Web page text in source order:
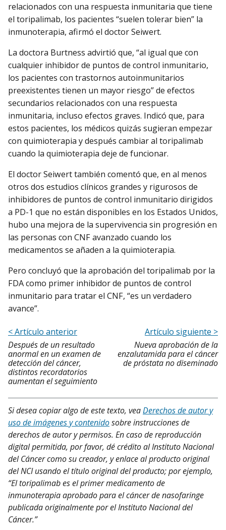
relacionados con una respuesta inmunitaria que tiene
el toripalimab, los pacientes “suelen tolerar bien” la
inmunoterapia, afirmó el doctor Seiwert.
La doctora Burtness advirtió que, “al igual que con
cualquier inhibidor de puntos de control inmunitario,
los pacientes con trastornos autoinmunitarios
preexistentes tienen un mayor riesgo” de efectos
secundarios relacionados con una respuesta
inmunitaria, incluso efectos graves. Indicó que, para
estos pacientes, los médicos quizás sugieran empezar
con quimioterapia y después cambiar al toripalimab
cuando la quimioterapia deje de funcionar.
El doctor Seiwert también comentó que, en al menos
otros dos estudios clínicos grandes y rigurosos de
inhibidores de puntos de control inmunitario dirigidos
a PD-1 que no están disponibles en los Estados Unidos,
hubo una mejora de la supervivencia sin progresión en
las personas con CNF avanzado cuando los
medicamentos se añaden a la quimioterapia.
Pero concluyó que la aprobación del toripalimab por la
FDA como primer inhibidor de puntos de control
inmunitario para tratar el CNF, “es un verdadero
avance”.
< Artículo anterior
Después de un resultado
anormal en un examen de
detección del cáncer,
distintos recordatorios
aumentan el seguimiento
Artículo siguiente >
Nueva aprobación de la
enzalutamida para el cáncer
de próstata no diseminado
Si desea copiar algo de este texto, veaDerechos de autor y
uso de imágenes y contenidosobre instrucciones de
derechos de autor y permisos. En caso de reproducción
digital permitida, por favor, dé crédito al Instituto Nacional
del Cáncer como su creador, y enlace al producto original
del NCI usando el título original del producto; por ejemplo,
“El toripalimab es el primer medicamento de
inmunoterapia aprobado para el cáncer de nasofaringe
publicada originalmente por el Instituto Nacional del
Cáncer.”